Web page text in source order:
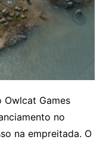
Owlcat Games
no
na empreitada. O